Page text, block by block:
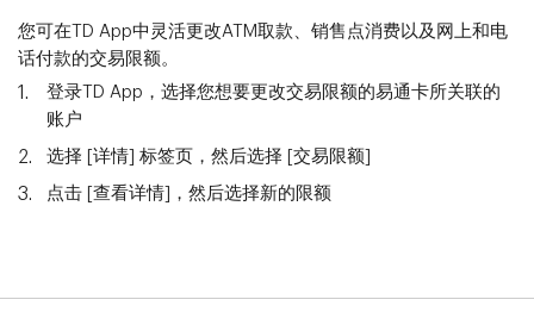
您可在TD App中灵活更改ATM取款、销售点消费以及网上和电
话付款的交易限额。
登录TD App，选择您想要更改交易限额的易通卡所关联的
账户
选择 [详情] 标签页，然后选择 [交易限额]
点击 [查看详情]，然后选择新的限额